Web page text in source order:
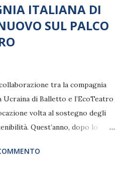
ITALIANA DI
SUL PALCO
tra la compagnia
Ucraina di Balletto e l’EcoTeatro
volta al sostegno degli
Quest’anno, dopo lo
quindi un momento
oltre alla realizzazione di